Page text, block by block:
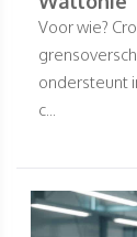
Voor wie?
ondersteunt
c...